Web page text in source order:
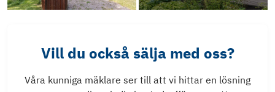
Vill du också sälja med oss?
Våra kunniga mäklare ser till att vi hittar en lösning